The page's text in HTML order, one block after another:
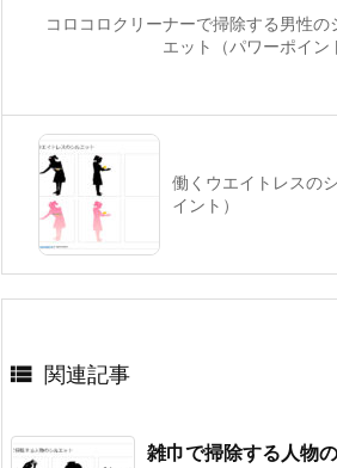
コロコロクリーナーで掃除する男性の
エット（パワーポイン
働くウエイトレスの
イント）
 関連記事
雑巾で掃除する人物